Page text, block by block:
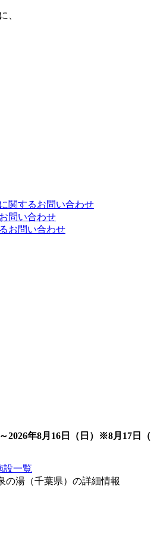
、
関するお問い合わせ
問い合わせ
お問い合わせ
2026年8月16日（日）※8月17日
設一覧
の湯（千葉県）の詳細情報